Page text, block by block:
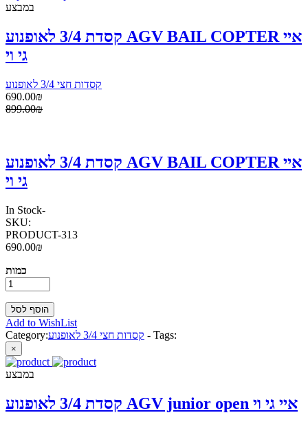
במבצע
קסדת 3/4 לאופנוע AGV BAIL COPTER איי
גי וי
קסדות חצי 3/4 לאופנוע
690.00₪
899.00₪
קסדת 3/4 לאופנוע AGV BAIL COPTER איי
גי וי
In Stock-
SKU:
PRODUCT-313
690.00₪
כמות
Add to WishList
Category:
קסדות חצי 3/4 לאופנוע - Tags:
×
במבצע
קסדת 3/4 לאופנוע AGV junior open איי גי וי